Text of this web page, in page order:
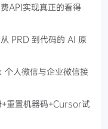
API实现真正的看得
PRD 到代码的 AI 原
人微信与企业微信接
重置机器码+Cursor试